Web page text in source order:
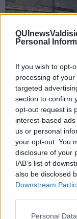
Personal
If you wish to opt-
processing of
targeted
section to confirm
opt-out request is
interest-based
us or personal
your opt-out. You
disclosure of your
IAB’s list of
also be disclosed
Downstream
Personal
Un bus elettrico
Nelle stazioni
musei e nei siti
associati al
l'acquisto basta
entra, senza
circa pertre giorni) e